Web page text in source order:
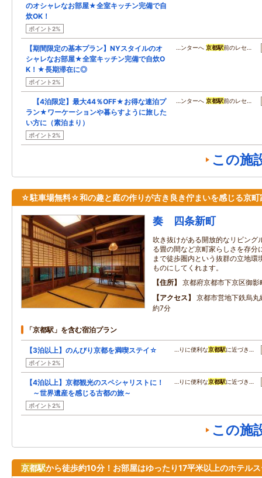
のオシャレなお部屋★全室キッチン完備で自
炊OK！
ポイント2%
【期間限定の基本プラン】NYスタイルのオ
シャレなお部屋★全室キッチン完備で自炊O
K！★長期滞在に◎
ポイント2%
…ンターへ京都駅前のレセ…
【4泊限定】最大44％OFF★お得な連泊プ
ラン★ワーケーションや暮らすように旅した
い方に（素泊まり）
ポイント2%
…ンターへ京都駅前のレセ…
この施
☆駐車場無料☆和の趣と庭の作りが古き良き佇まいを感じる京
奏 四条新町
吹き抜けがある開放的なリビング
る畳の間など京町家らしさを存分
まで徒歩圏内という抜群の立地環
ものにしてくれます。
住所
京都府京都市下京区御影
アクセス
京都市営地下鉄烏
約7分
「京都駅」を含む宿泊プラン
【3泊以上】のんびり京都を満喫ステイ☆
ポイント2%
…りに便利な京都駅に近づき…
【4泊以上】京都観光のスペシャリストに！
～世界遺産を感じる古都の旅～
ポイント2%
…りに便利な京都駅に近づき…
この施
京都駅から徒歩約10分！お部屋はゆったり17平米以上のホテル